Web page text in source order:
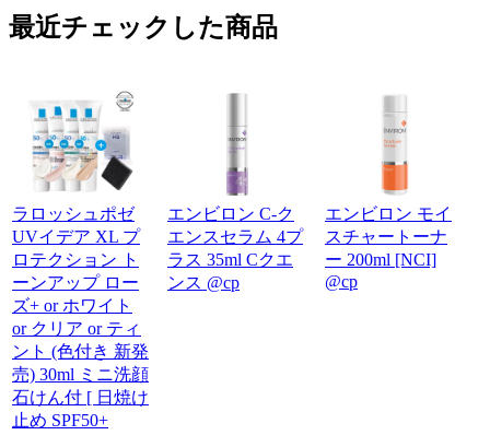
最近チェックした商品
ラロッシュポゼ
UVイデア XL プ
ロテクション ト
ーンアップ ロー
ズ+ or ホワイト
or クリア or ティ
ント (色付き 新発
売) 30ml ミニ洗顔
石けん付 [ 日焼け
止め SPF50+
エンビロン C-ク
エンスセラム 4プ
ラス 35ml Cクエ
ンス @cp
エンビロン モイ
スチャートーナ
ー 200ml [NCI]
@cp